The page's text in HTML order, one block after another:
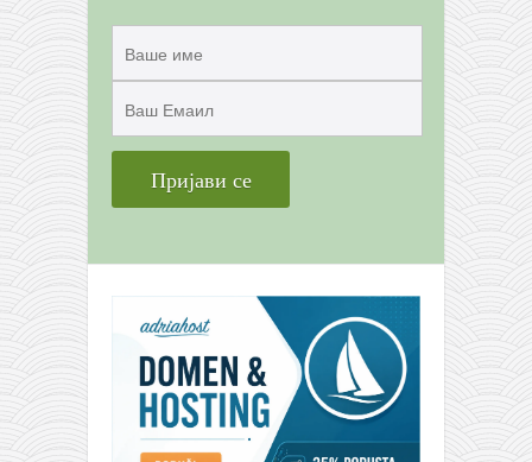
бесплатна е-књига
термини тренинга
моја прича
моја прича
контакт